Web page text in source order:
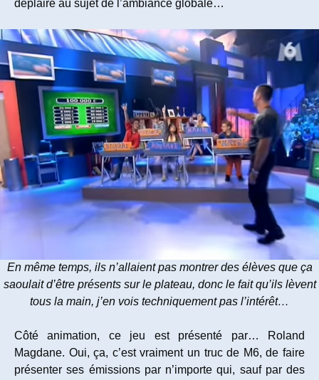
déplaire au sujet de l’ambiance globale…
En même temps, ils n’allaient pas montrer des élèves que ça
saoulait d’être présents sur le plateau, donc le fait qu’ils lèvent
tous la main, j’en vois techniquement pas l’intérêt…
Côté animation, ce jeu est présenté par… Roland
Magdane. Oui, ça, c’est vraiment un truc de M6, de faire
présenter ses émissions par n’importe qui, sauf par des